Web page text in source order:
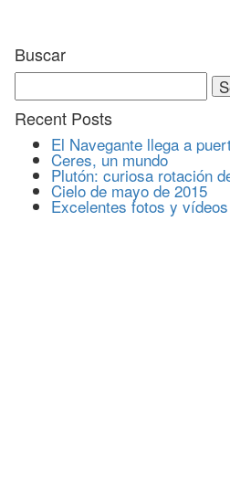
Buscar
Search
for:
Recent Posts
El Navegante llega a
Ceres, un mundo
Plutón: curiosa rotación
Cielo de mayo de 2015
Excelentes fotos y